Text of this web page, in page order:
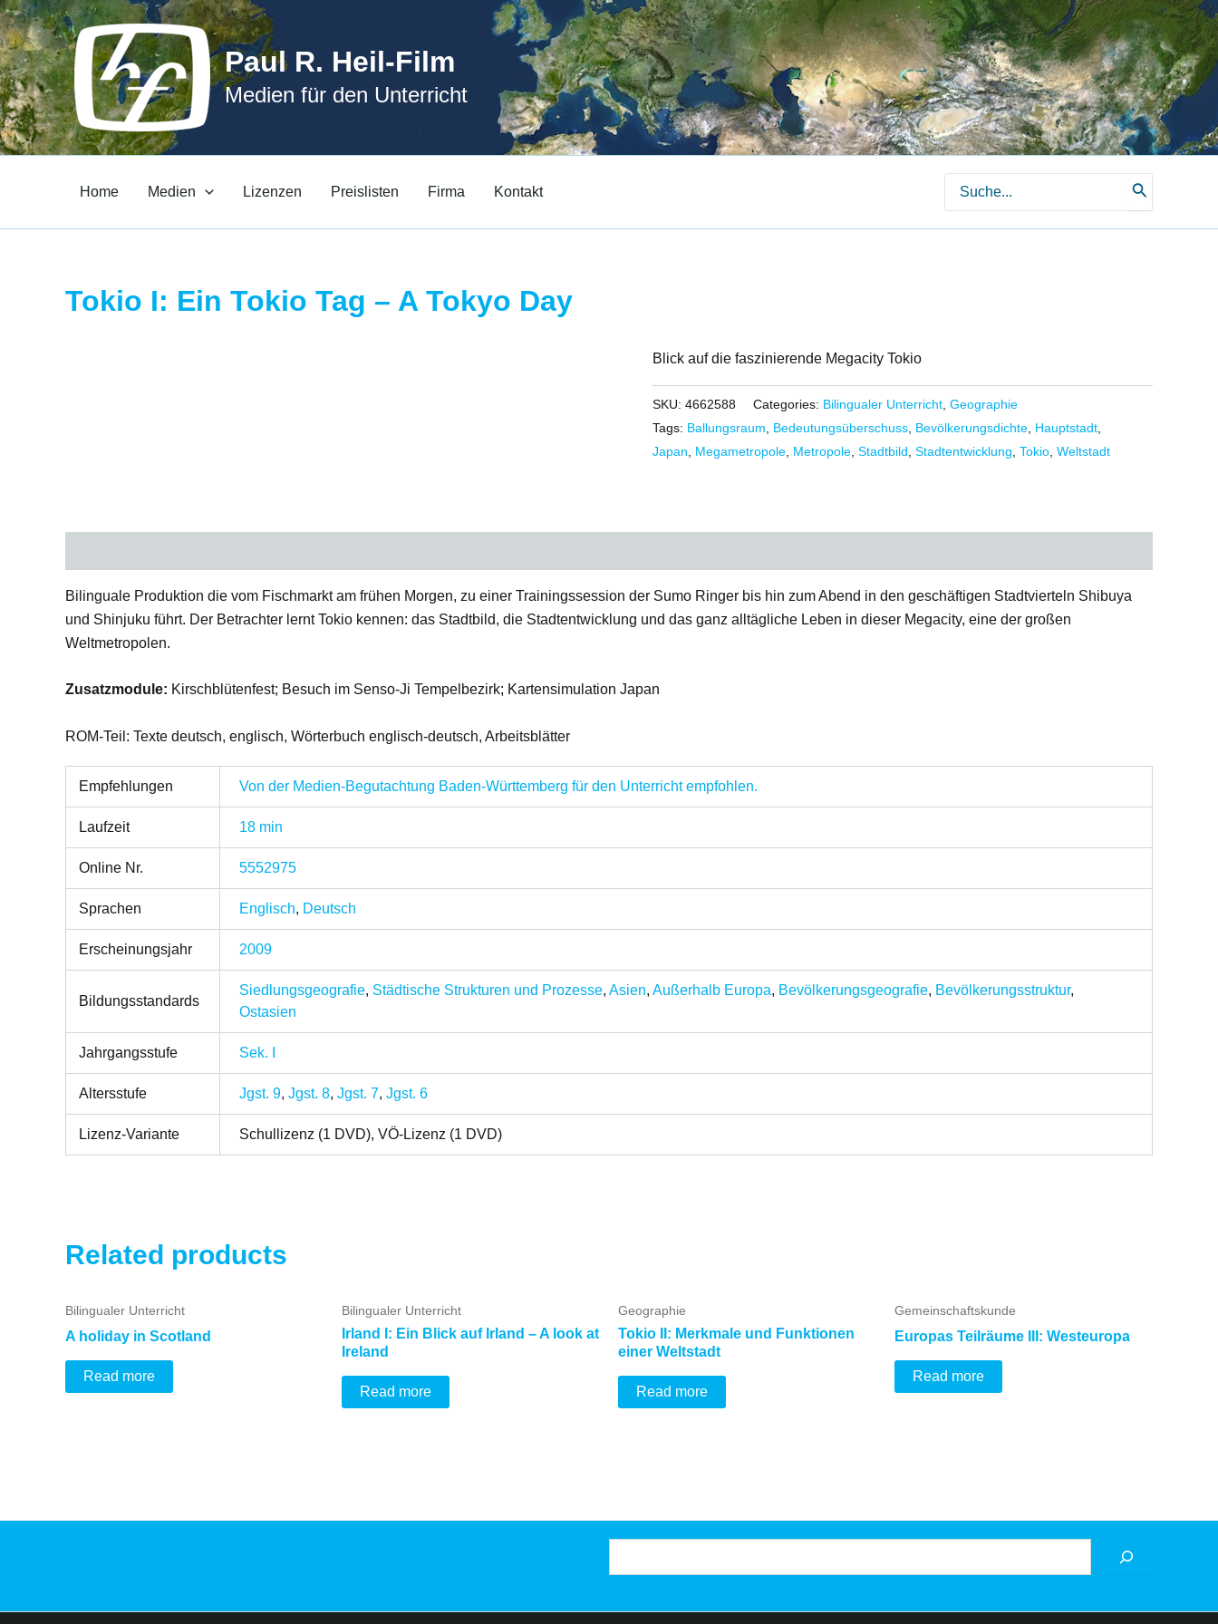
Zum
Inhalt
springen
Paul R. Heil-Film
Medien für den Unterricht
Home Medien Lizenzen Preislisten Firma Kontakt
Search
for:
Tokio I: Ein Tokio Tag – A Tokyo Day
Blick auf die faszinierende Megacity Tokio
SKU: 4662588 Categories: Bilingualer Unterricht Geographie
Tags: Ballungsraum Bedeutungsüberschuss Bevölkerungsdichte Hauptstadt
Japan
Megametropole Metropole Stadtbild Stadtentwicklung Tokio Weltstadt
Bilinguale Produktion die vom Fischmarkt am frühen Morgen, zu einer Trainingssession der Sumo Ringer bis hin zum Abend in den geschäftigen Stadtvierteln Shibuya
und Shinjuku führt. Der Betrachter lernt Tokio kennen: das Stadtbild, die Stadtentwicklung und das ganz alltägliche Leben in dieser Megacity, eine der großen
Weltmetropolen.
Zusatzmodule: Kirschblütenfest; Besuch im Senso-Ji Tempelbezirk; Kartensimulation Japan
ROM-Teil: Texte deutsch, englisch, Wörterbuch englisch-deutsch, Arbeitsblätter
Empfehlungen Von der Medien-Begutachtung Baden-Württemberg für den Unterricht empfohlen.
Laufzeit 18 min
Online Nr. 5552975
Sprachen Englisch, Deutsch
Erscheinungsjahr 2009
Bildungsstandards
Siedlungsgeografie, Städtische Strukturen und Prozesse,Asien,Außerhalb Europa, Bevölkerungsgeografie, Bevölkerungsstruktur,
Ostasien
Jahrgangsstufe Sek. I
Altersstufe Jgst. 9,Jgst. 8,Jgst. 7,Jgst. 6
Lizenz-Variante Schullizenz (1 DVD), VÖ-Lizenz (1 DVD)
Related products
Bilingualer Unterricht
A holiday in Scotland
Read more
Bilingualer Unterricht
Irland I: Ein Blick auf Irland – A look at
Ireland
Read more
Geographie
Tokio II: Merkmale und Funktionen
einer Weltstadt
Read more
Gemeinschaftskunde
Europas Teilräume III: Westeuropa
Read more